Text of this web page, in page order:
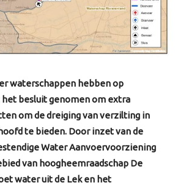
waterschappen hebben op
het besluit genomen om extra
om de dreiging van verzilting in
te bieden. Door inzet van de
Water Aanvoervoorziening
van hoogheemraadschap De
water uit de Lek en het